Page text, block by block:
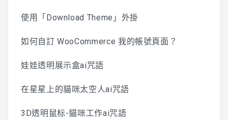
使用「Download Theme」外掛
如何自訂 WooCommerce 我的帳號頁面？
娃娃透明展示盒ai咒語
在星星上的貓咪太空人ai咒語
3D透明鼠标-貓咪工作ai咒語